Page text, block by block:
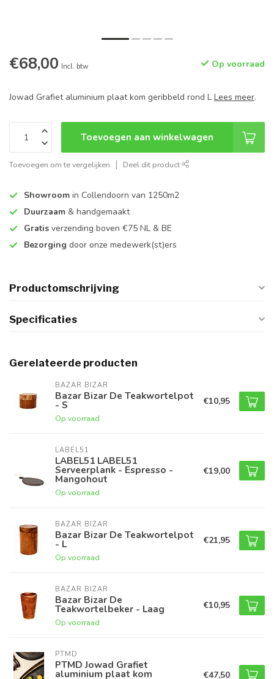
€68,00 Incl. btw Op voorraad
Jowad Grafiet aluminium plaat kom geribbeld rond L Lees meer.
Toevoegen aan winkelwagen
Toevoegen om te vergelijken Deel dit product
Showroom in Collendoorn van 1250m2
Duurzaam & handgemaakt
Gratis verzending boven €75 NL & BE
Bezorging door onze medewerk(st)ers
Productomschrijving
Specificaties
Gerelateerde producten
BAZAR BIZAR
Bazar Bizar De Teakwortelpot
- S
Op voorraad
€10,95
LABEL51
LABEL51 LABEL51
Serveerplank - Espresso -
Mangohout
Op voorraad
€19,00
BAZAR BIZAR
Bazar Bizar De Teakwortelpot
- L
Op voorraad
€21,95
BAZAR BIZAR
Bazar Bizar De
Teakwortelbeker - Laag
Op voorraad
€10,95
PTMD
PTMD Jowad Grafiet
aluminium plaat kom €47,50